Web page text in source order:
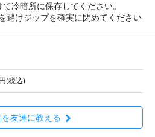
冷暗所に保存してください。
ップを確実に閉めてください
(税込)
友達に教える